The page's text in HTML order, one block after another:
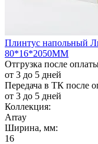
Плинтус напольный
80*16*2050ММ
Отгрузка после
от 3 до 5 дней
Передача в ТК после
от 3 до 5 дней
Коллекция:
Array
Ширина, мм:
16